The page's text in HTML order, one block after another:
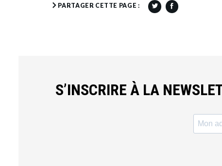
PARTAGER CETTE PAGE :
S’INSCRIRE À LA